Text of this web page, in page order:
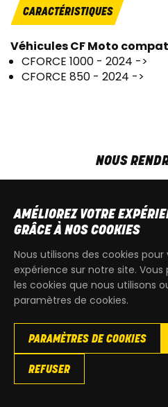
CARACTÉRISTIQUES
Véhicules CF Moto
CFORCE 1000 - 2024 ->
CFORCE 850 - 2024 ->
NOUS
SAM9h00
T+32 64
Copyright© 2026 KdQuad. Tous
Cookies
AMÉLIOREZ VOTRE
GRÂCE À NOS COOKIES
Nous utilisons des cookies
expérience sur notre site. Vous
les cookies que nous utilisons
paramètres de cookies.
PARAMÈTRES DE COOKIES
REFUSER